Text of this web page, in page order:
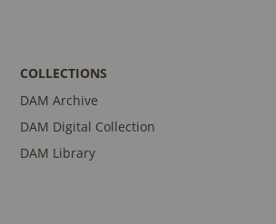
COLLECTIONS
DAM Archive
DAM Digital Collection
DAM Library